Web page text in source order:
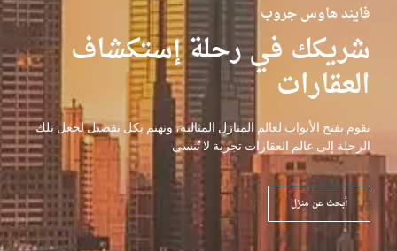
فايند هاوس جروب
شريكك في رحلة إستكشاف
العقارات
نقوم بفتح الأبواب لعالم المنازل المثالية، ونهتم بكل تفصيل لجعل تلك
الرحلة إلى عالم العقارات تجربة لا تُنسى
أبحث عن منزل